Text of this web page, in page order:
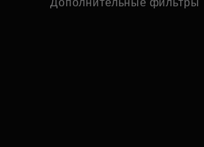
Дополнительные фильтры